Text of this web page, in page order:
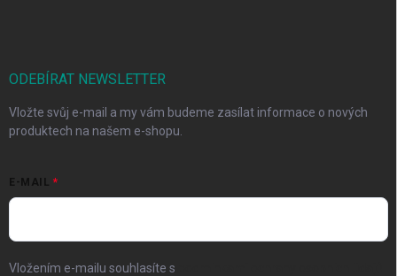
ODEBÍRAT NEWSLETTER
Vložte svůj e-mail a my vám budeme zasílat informace o nových
produktech na našem e-shopu.
E-MAIL
Vložením e-mailu souhlasíte s